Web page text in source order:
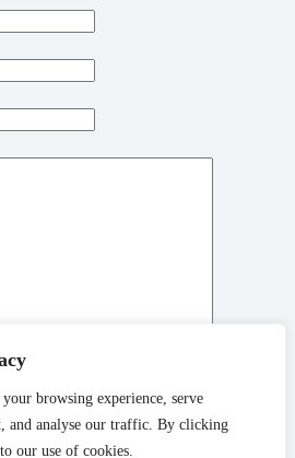
your browsing experience, serve
and analyse our traffic. By clicking
our use of cookies.
website in this browser for the